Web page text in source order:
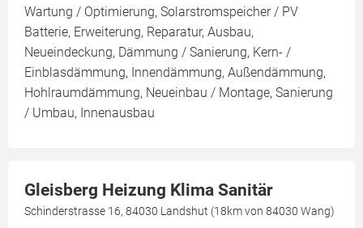
Wartung / Optimierung, Solarstromspeicher / PV
Batterie, Erweiterung, Reparatur, Ausbau,
Neueindeckung, Dämmung / Sanierung, Kern- /
Einblasdämmung, Innendämmung, Außendämmung,
Hohlraumdämmung, Neueinbau / Montage, Sanierung
/ Umbau, Innenausbau
Gleisberg Heizung Klima Sanitär
Schinderstrasse 16, 84030 Landshut (18km von 84030 Wang)